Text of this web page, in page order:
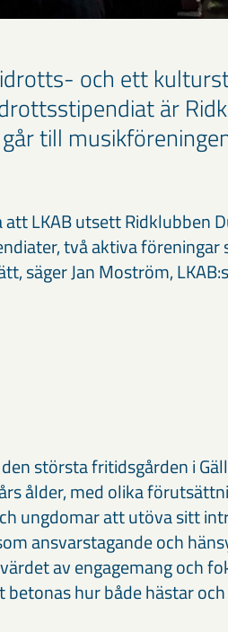
och ett
är
till
LKAB utsett Ridklubben
två aktiva föreningar
säger Jan Moström,
största fritidsgården i
ålder, med olika
ungdomar att utöva sitt
ansvarstagande och
av engagemang och
hur både hästar